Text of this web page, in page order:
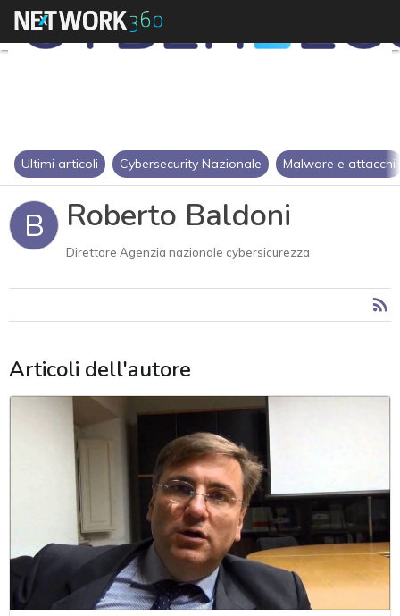
Ultimi articoli Cybersecurity Nazionale Malware e attacchi
B Roberto Baldoni
Direttore Agenzia nazionale cybersicurezza
Articoli dell'autore